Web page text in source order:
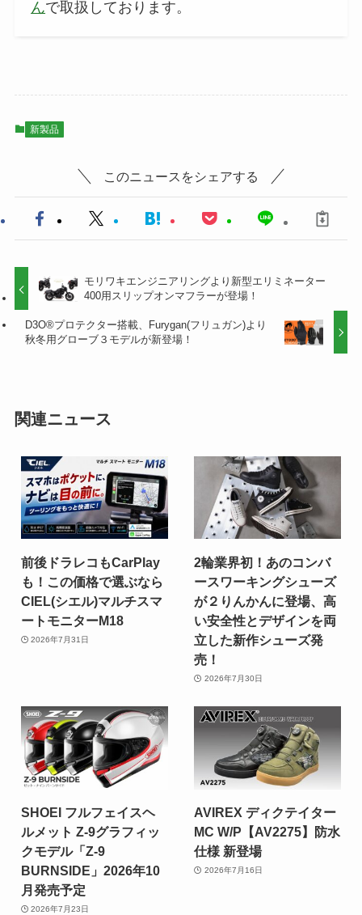
んで取扱しております。
新製品
このニュースをシェアする
モリワキエンジニアリングより新型エリミネーター
400用スリップオンマフラーが登場！
D3O®プロテクター搭載、Furygan(フリュガン)より
秋冬用グローブ３モデルが新登場！
関連ニュース
前後ドラレコもCarPlay
も！この価格で選ぶなら
CIEL(シエル)マルチスマ
ートモニターM18
2026年7月31日
2輪業界初！あのコンバ
ースワーキングシューズ
が２りんかんに登場、高
い安全性とデザインを両
立した新作シューズ発
売！
2026年7月30日
SHOEI フルフェイスヘ
ルメット Z-9グラフィッ
クモデル「Z-9
BURNSIDE」2026年10
月発売予定
2026年7月23日
AVIREX ディクテイター
MC W/P【AV2275】防水
仕様 新登場
2026年7月16日